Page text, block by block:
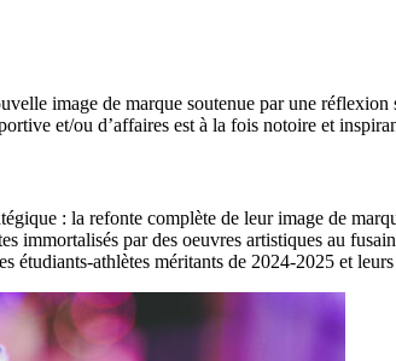
image de marque soutenue par une
et/ou d’affaires est a la fois notoire et
: la refonte complète de leur image de
immortalisés par des oeuvres artistiques au
étudiants-athlètes méritants de 2024-2025 et